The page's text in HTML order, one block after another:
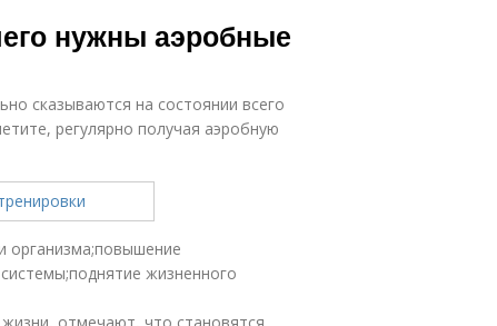
нужны аэробные
сказываются на состоянии всего
регулярно получая аэробную
организма;повышение
жизненного